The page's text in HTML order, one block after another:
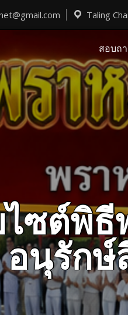
Taling
สอบถ
ไซต์พิ
นุรัก